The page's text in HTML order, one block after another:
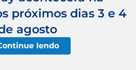
próximos dias 3 e 4
agosto
lendo